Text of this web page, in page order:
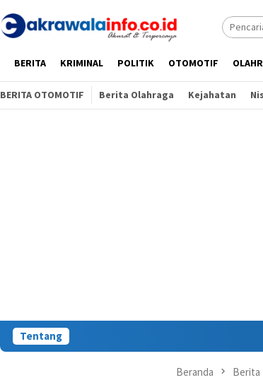
HOMEBERITA KRIMINAL POLITIK OTOMOTIF
BERITA OTOMOTIF Berita Olahraga Kejahatan
Tentang
Beranda Berita